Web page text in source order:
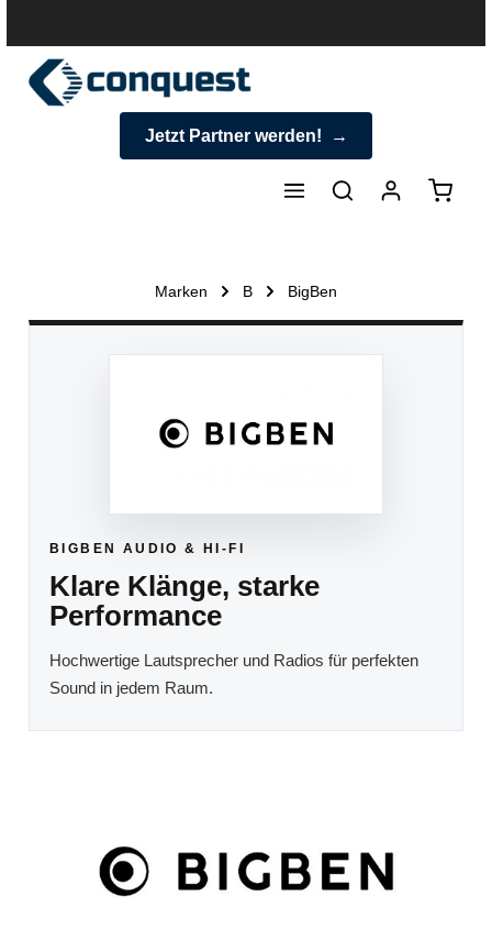
Jetzt Partner werden!
Marken B BigBen
BIGBEN AUDIO & HI-FI
Klare Klänge, starke
Performance
Hochwertige Lautsprecher und Radios für perfekten
Sound in jedem Raum.